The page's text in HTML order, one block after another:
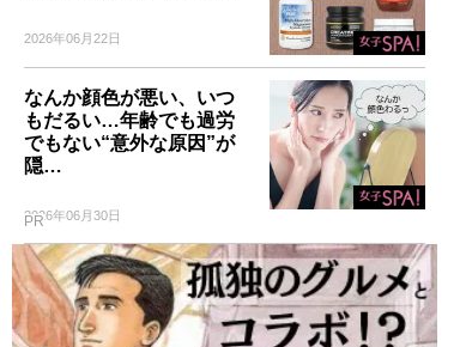
2026年06月22日
なんか顔色が悪い、いつ
もだるい…年齢でも過労
でもない“意外な原因”が
隠…
2026年06月30日
PR